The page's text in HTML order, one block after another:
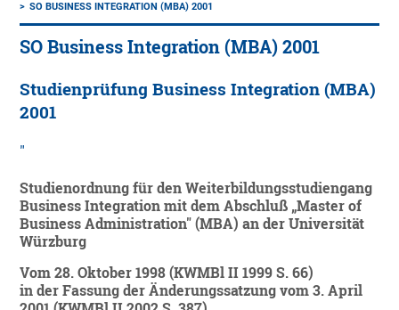
SO BUSINESS INTEGRATION (MBA) 2001
SO Business Integration (MBA) 2001
Studienprüfung Business Integration (MBA)
2001
Studienordnung für den Weiterbildungsstudiengang
Business Integration mit dem Abschluß „Master of
Business Administration" (MBA) an der Universität
Würzburg
Vom 28. Oktober 1998 (KWMBl II 1999 S. 66)
in der Fassung der Änderungssatzung vom 3. April